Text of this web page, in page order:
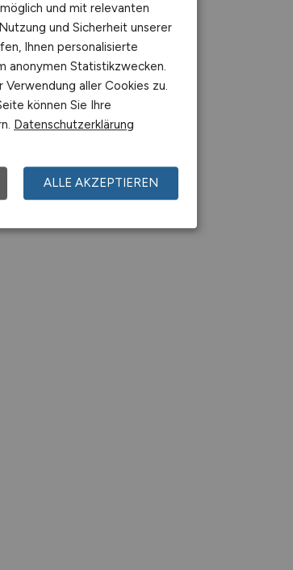
und mit relevanten
und Sicherheit unserer
Ihnen personalisierte
anonymen Statistikzwecken.
aller Cookies zu.
können Sie Ihre
Datenschutzerklärung
ALLE AKZEPTIEREN